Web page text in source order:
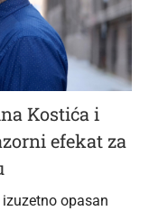
Kostića i
efekat za
opasan